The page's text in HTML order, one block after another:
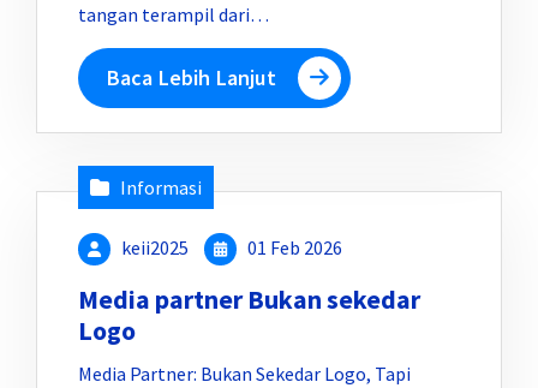
tangan terampil dari…
Baca Lebih Lanjut
Informasi
keii2025 01 Feb 2026
Media partner Bukan sekedar
Logo
Media Partner: Bukan Sekedar Logo, Tapi